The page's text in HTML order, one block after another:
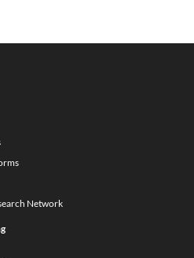
Network